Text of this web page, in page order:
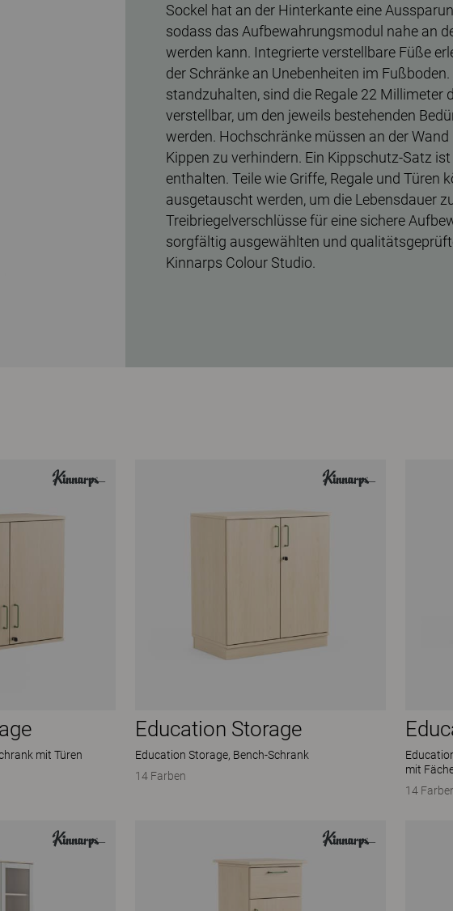
Sockel hat an der Hinterkante eine
sodass das Aufbewahrungsmodul nahe an
werden kann. Integrierte verstellbare Füße
der Schränke an Unebenheiten im
standzuhalten, sind die Regale 22 Millimeter
verstellbar, um den jeweils bestehenden
werden. Hochschränke müssen an der
Kippen zu verhindern. Ein Kippschutz-Satz
enthalten. Teile wie Griffe, Regale und Türen
ausgetauscht werden, um die Lebensdauer
Treibriegelverschlüsse für eine sichere
sorgfältig ausgewählten und
Kinnarps Colour Studio.
mit Türen
Education Storage
Education Storage, Bench-Schrank
14 Farben
mit
14